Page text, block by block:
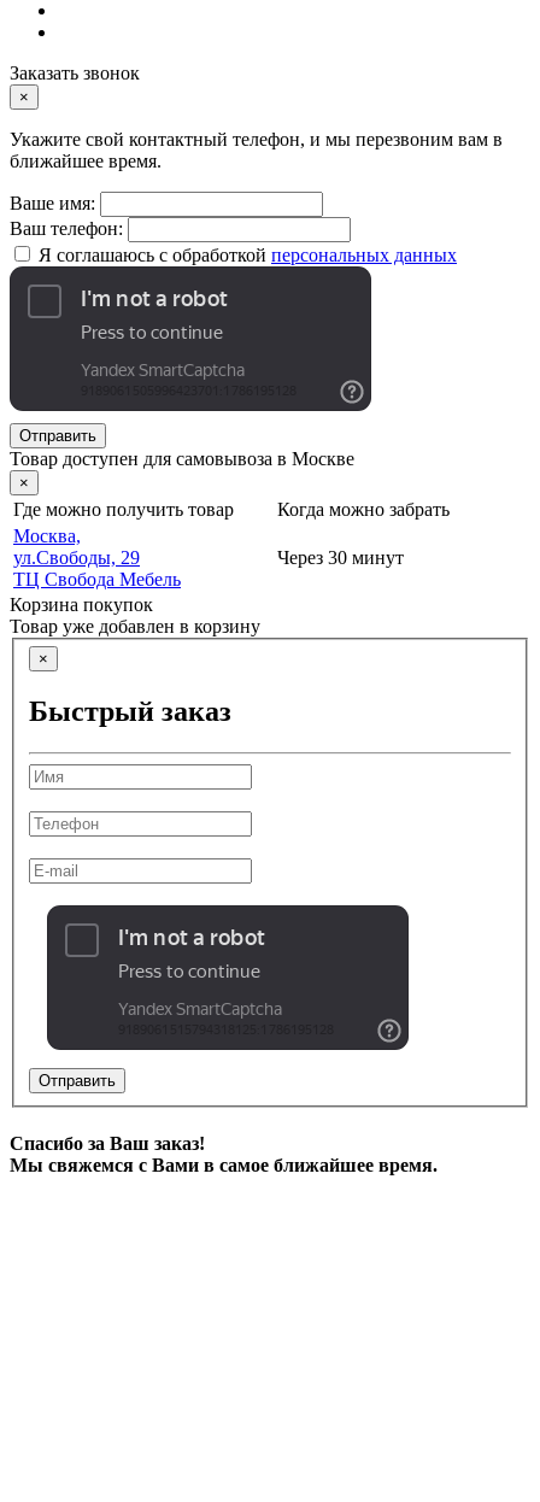
Заказать звонок
×
Укажите свой контактный телефон, и мы перезвоним вам в
ближайшее время.
Ваше имя:
Ваш телефон:
Я соглашаюсь с обработкой персональных данных
Отправить
Товар доступен для самовывоза в Москве
×
Где можно получить товар
Когда можно забрать
Москва,
ул.Свободы, 29
ТЦ Свобода Мебель
Через 30 минут
Корзина покупок
Товар уже добавлен в корзину
×
Быстрый заказ
Отправить
Спасибо за Ваш заказ!
Мы свяжемся с Вами в самое ближайшее время.